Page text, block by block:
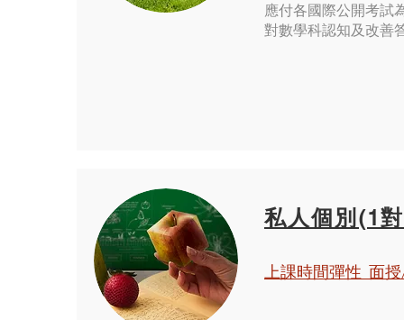
應付各國際公開考試
對數學科認知及改善
私人個別(1
上課時間彈性 面